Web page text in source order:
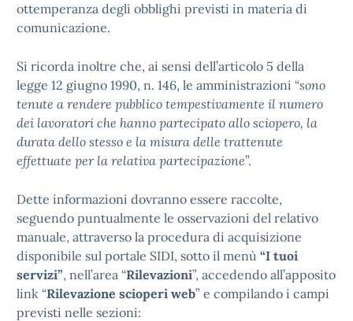
ottemperanza degli obblighi previsti in materia di
comunicazione.
Si ricorda inoltre che, ai sensi dell’articolo 5 della
legge 12 giugno 1990, n. 146, le amministrazioni “sono
tenute a rendere pubblico tempestivamente il numero
dei lavoratori che hanno partecipato allo sciopero, la
durata dello stesso e la misura delle trattenute
effettuate per la relativa partecipazione”.
Dette informazioni dovranno essere raccolte,
seguendo puntualmente le osservazioni del relativo
manuale, attraverso la procedura di acquisizione
disponibile sul portale SIDI, sotto il menù “I tuoi
servizi”, nell’area “Rilevazioni”, accedendo all’apposito
link “Rilevazione scioperi web” e compilando i campi
previsti nelle sezioni: